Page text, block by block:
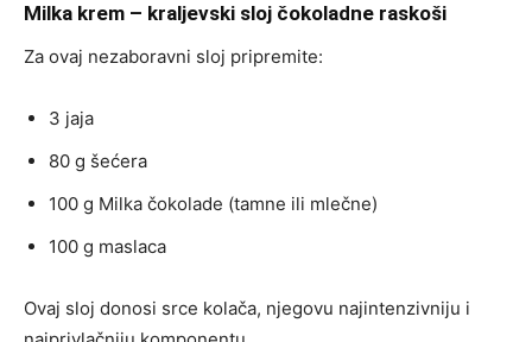
Milka krem – kraljevski sloj čokoladne raskoši
Za ovaj nezaboravni sloj pripremite:
3 jaja
80 g šećera
100 g Milka čokolade (tamne ili mlečne)
100 g maslaca
Ovaj sloj donosi srce kolača, njegovu najintenzivniju i